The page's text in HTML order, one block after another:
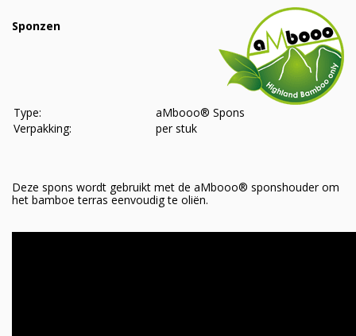
Sponzen
Type:
aMbooo® Spons
Verpakking:
per stuk
Deze spons wordt gebruikt met de aMbooo® sponshouder om
het bamboe terras eenvoudig te oliën.